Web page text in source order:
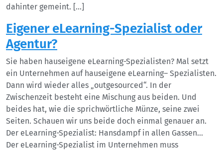
dahinter gemeint. […]
Eigener eLearning-Spezialist oder
Agentur?
Sie haben hauseigene eLearning-Spezialisten? Mal setzt
ein Unternehmen auf hauseigene eLearning– Spezialisten.
Dann wird wieder alles „outgesourced“. In der
Zwischenzeit besteht eine Mischung aus beiden. Und
beides hat, wie die sprichwörtliche Münze, seine zwei
Seiten. Schauen wir uns beide doch einmal genauer an.
Der eLearning-Spezialist: Hansdampf in allen Gassen…
Der eLearning-Spezialist im Unternehmen muss